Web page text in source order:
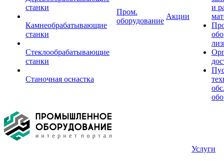
станки
Камнеобрабатывающие
станки
Стеклообрабатывающие
станки
Станочная оснастка
Пром.
оборудование
Акции
и
Услуги